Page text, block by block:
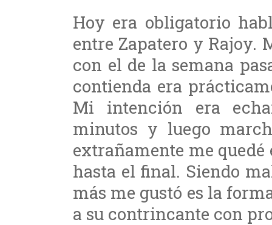
Hoy era obligatorio
entre Zapatero y Rajoy.
con el de la semana
contienda era
Mi intención era
minutos y luego
extrañamente me
hasta el final. Siendo
más me gustó es la
a su contrincante con